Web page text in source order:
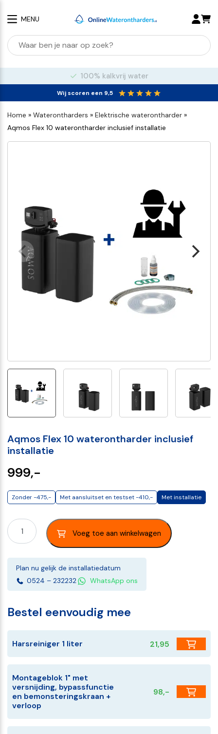
MENU
100% kalkvrij water
Wij scoren een 9,5
Home » Waterontharders » Elektrische waterontharder »
Aqmos Flex 10 waterontharder inclusief installatie
Aqmos Flex 10 waterontharder inclusief
installatie
999,-
Zonder -475,- Met aansluitset en testset -410,- Met installatie
Voeg toe aan winkelwagen
Plan nu gelijk de installatiedatum
0524 – 232232
WhatsApp ons
Bestel eenvoudig mee
Harsreiniger 1 liter 21,95
Montageblok 1" met
versnijding, bypassfunctie
en bemonsteringskraan +
verloop
98,-